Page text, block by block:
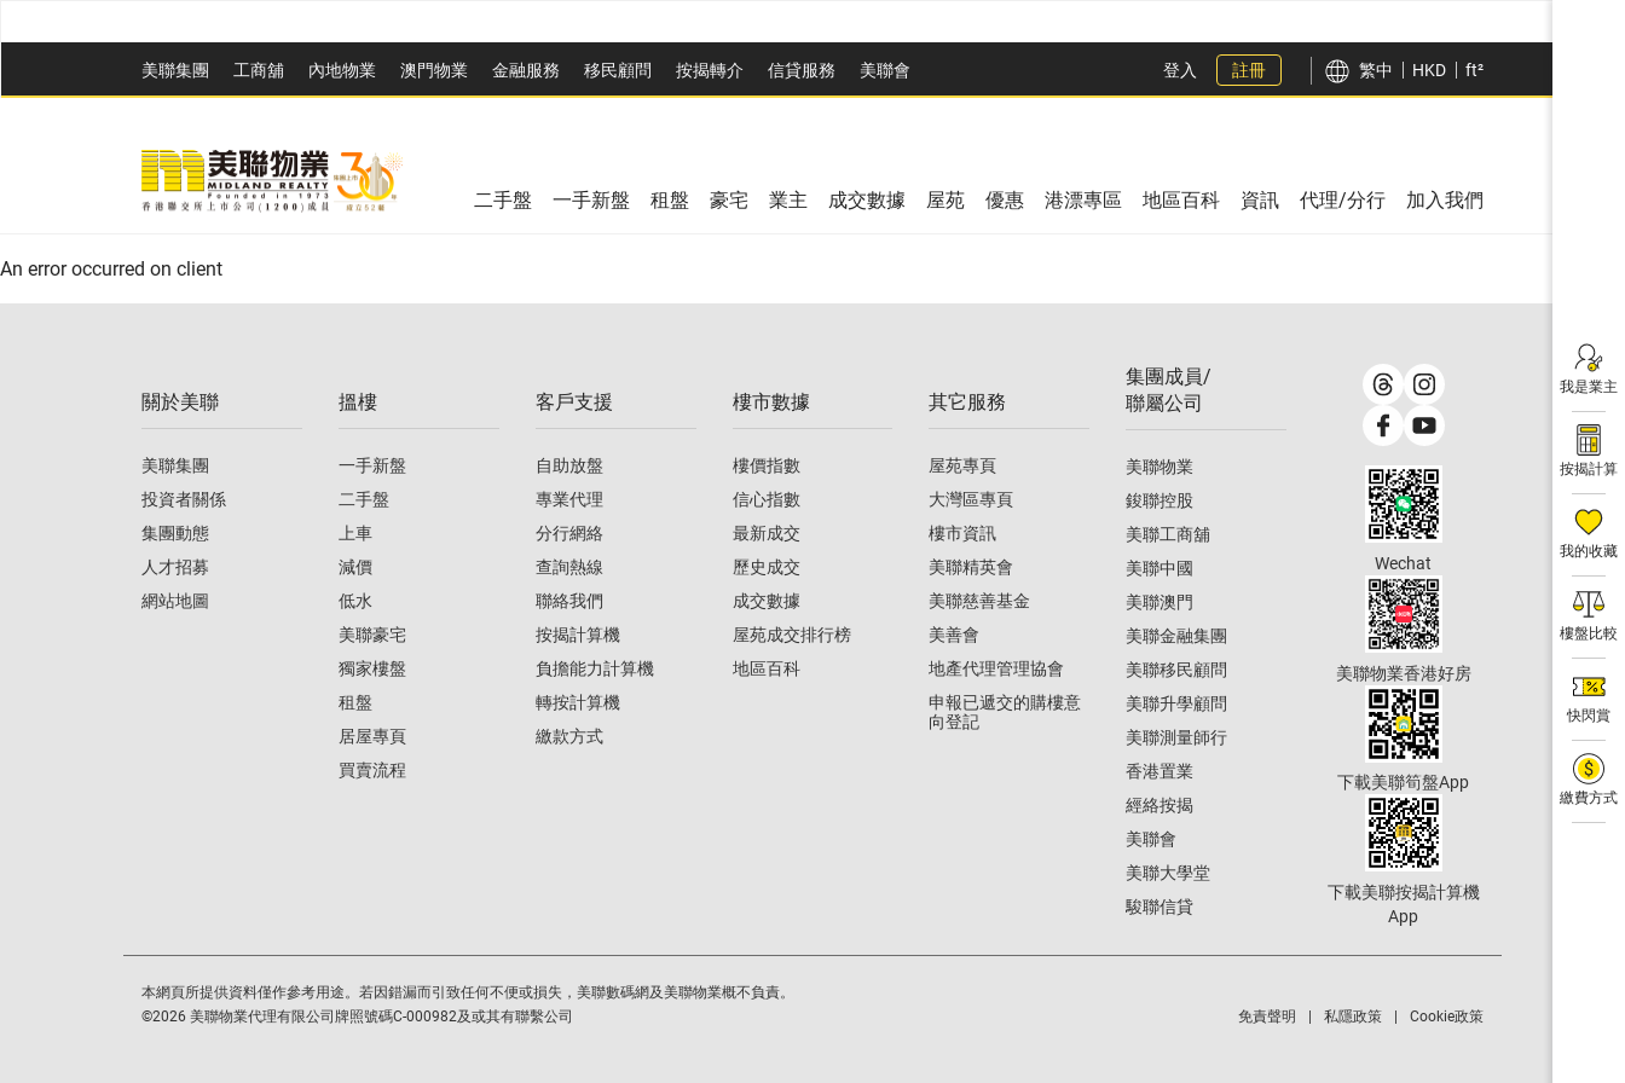
美聯集團 工商舖 內地物業 澳門物業 金融服務 移民顧問 按揭轉介 信貸服務 美聯會 登入 註冊 繁中 HKD ft²
我是業主
按揭計算
我的收藏
樓盤比較
快閃賞
繳費方式
二手盤 一手新盤 租盤 豪宅 業主 成交數據 屋苑 優惠 港漂專區 地區百科 資訊 代理/分行 加入我們
An error occurred on client
關於美聯
美聯集團
投資者關係
集團動態
人才招募
網站地圖
搵樓
一手新盤
二手盤
上車
減價
低水
美聯豪宅
獨家樓盤
租盤
居屋專頁
買賣流程
客戶支援
自助放盤
專業代理
分行網絡
查詢熱線
聯絡我們
按揭計算機
負擔能力計算機
轉按計算機
繳款方式
樓市數據
樓價指數
信心指數
最新成交
歷史成交
成交數據
屋苑成交排行榜
地區百科
其它服務
屋苑專頁
大灣區專頁
樓市資訊
美聯精英會
美聯慈善基金
美善會
地產代理管理協會
申報已遞交的購樓意
向登記
集團成員/
聯屬公司
美聯物業
鋑聯控股
美聯工商舖
美聯中國
美聯澳門
美聯金融集團
美聯移民顧問
美聯升學顧問
美聯測量師行
香港置業
經絡按揭
美聯會
美聯大學堂
駿聯信貸
Wechat
美聯物業香港好房
下載美聯筍盤App
下載美聯按揭計算機
App
本網頁所提供資料僅作參考用途。若因錯漏而引致任何不便或損失，美聯數碼網及美聯物業概不負責。
©2026 美聯物業代理有限公司牌照號碼C-000982及或其有聯繫公司 免責聲明 私隱政策 Cookie政策